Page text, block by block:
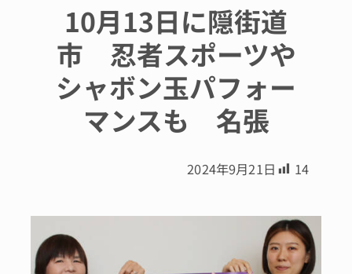
10月13日に隠街道
市 忍者スポーツや
シャボン玉パフォー
マンスも 名張
2024年9月21日 14